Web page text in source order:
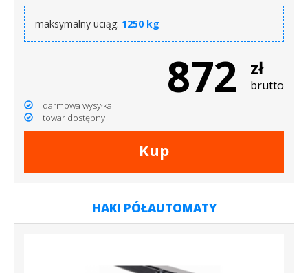
maksymalny uciąg: 1250 kg
872 zł
brutto
darmowa wysyłka
towar dostępny
Kup
HAKI PÓŁAUTOMATY